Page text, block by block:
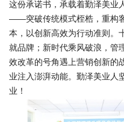
这份承诺书，承载着勤泽美业
——突破传统模式桎梏，重构
本，以创新高效为行动准则。
就品牌；新时代乘风破浪，管
效改革的号角遇上营销创新的
业注入澎湃动能。勤泽美业人
业！